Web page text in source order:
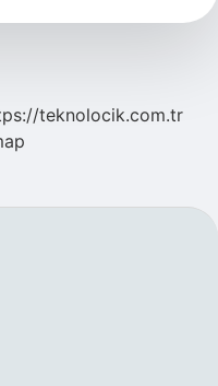
teknolocik.com.tr